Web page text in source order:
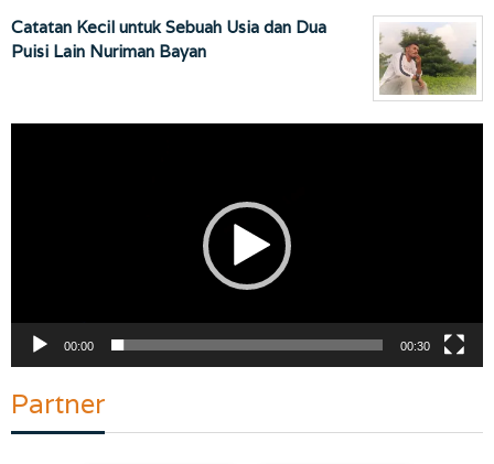
Catatan Kecil untuk Sebuah Usia dan Dua
Puisi Lain Nuriman Bayan
00:00 00:30
Partner